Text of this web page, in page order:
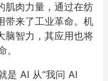
肌肉力量，通过在纺
带来了工业革命。机
脑智力，其应用也将
是 AI 从“我问 AI